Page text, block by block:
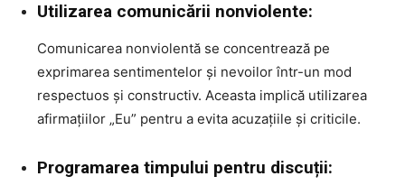
Utilizarea comunicării nonviolente:
Comunicarea nonviolentă se concentrează pe
exprimarea sentimentelor și nevoilor într-un mod
respectuos și constructiv. Aceasta implică utilizarea
afirmațiilor „Eu” pentru a evita acuzațiile și criticile.
Programarea timpului pentru discuții: